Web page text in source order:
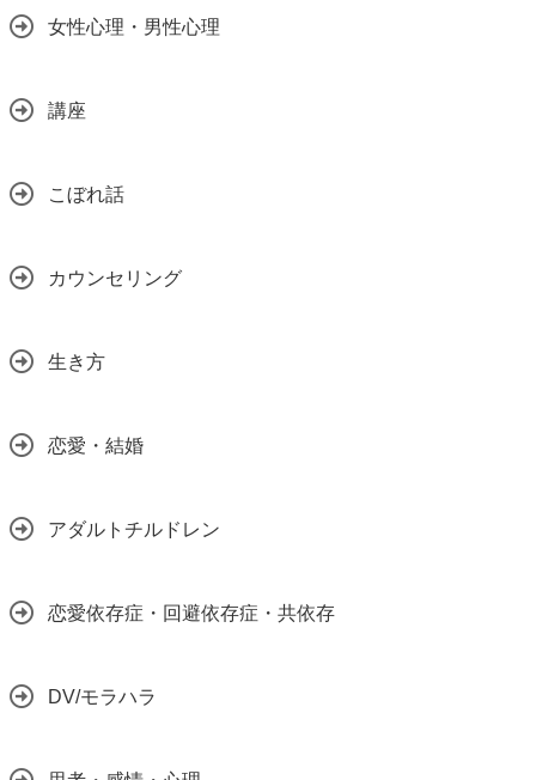
女性心理・男性心理
講座
こぼれ話
カウンセリング
生き方
恋愛・結婚
アダルトチルドレン
恋愛依存症・回避依存症・共依存
DV/モラハラ